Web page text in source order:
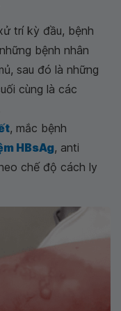
trí kỳ đầu, bệnh
bệnh nhân
sau đó là những
cùng là các
, mắc bệnh
HBsAg, anti
chế độ cách ly